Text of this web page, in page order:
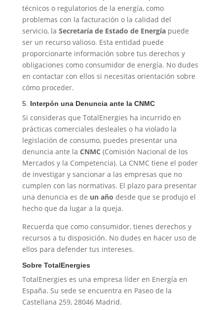
técnicos o regulatorios de la energía, como
problemas con la facturación o la calidad del
servicio, la Secretaría de Estado de Energíapuede
ser un recurso valioso. Esta entidad puede
proporcionarte información sobre tus derechos y
obligaciones como consumidor de energía. No dudes
en contactar con ellos si necesitas orientación sobre
cómo proceder.
5. Interpón una Denuncia ante la CNMC
Si consideras que TotalEnergies ha incurrido en
prácticas comerciales desleales o ha violado la
legislación de consumo, puedes presentar una
denuncia ante la CNMC (Comisión Nacional de los
Mercados y la Competencia). La CNMC tiene el poder
de investigar y sancionar a las empresas que no
cumplen con las normativas. El plazo para presentar
una denuncia es de un año desde que se produjo el
hecho que da lugar a la queja.
Recuerda que como consumidor, tienes derechos y
recursos a tu disposición. No dudes en hacer uso de
ellos para defender tus intereses.
Sobre TotalEnergies
TotalEnergies es una empresa líder en Energía en
España. Su sede se encuentra en Paseo de la
Castellana 259, 28046 Madrid.